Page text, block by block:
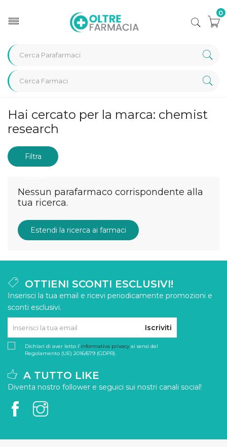
0
Home Marche parafarmaci chemist research
Hai cercato per la marca: chemist
research
Filtra
Nessun parafarmaco corrispondente alla
tua ricerca.
Estendi la ricerca ai farmaci
OTTIENI SCONTI ESCLUSIVI!
Inserisci la tua email e ricevi periodicamente promozioni e
sconti esclusivi.
Iscriviti
Dichiari di aver letto l'informativa privacyai sensi del
Regolamento (UE) 2016/679 (GDPR).
A TUTTO LIKE
Diventa nostro follower e seguici sui nostri canali social!